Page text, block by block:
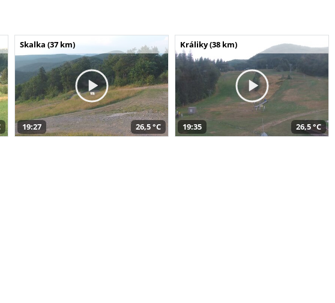
Skalka (37 km)
19:27 26,5 °C
Králiky (38 km)
19:35 26,5 °C